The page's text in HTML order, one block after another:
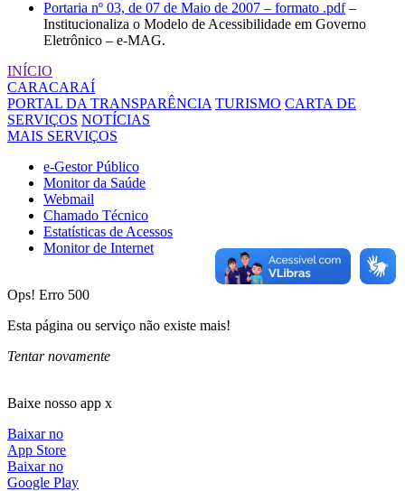
Portaria nº 03, de 07 de Maio de 2007 – formato .pdf–
Institucionaliza o Modelo de Acessibilidade em Governo
Eletrônico – e-MAG.
INÍCIO
CARACARAÍ
PORTAL DA TRANSPARÊNCIA TURISMO CARTA DE
SERVIÇOS NOTÍCIAS
MAIS SERVIÇOS
e-Gestor Público
Monitor da Saúde
Webmail
Chamado Técnico
Estatísticas de Acessos
Monitor de Internet
Ops! Erro 500
Esta página ou serviço não existe mais!
Tentar novamente
Baixe nosso app x
Baixar no
App Store
Baixar no
Google Play